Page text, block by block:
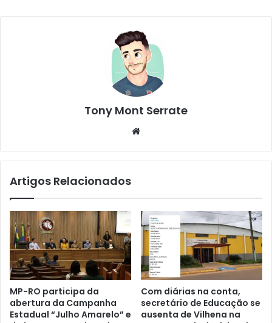
Tony Mont Serrate
te
Artigos Relacionados
MP-RO participa da
abertura da Campanha
Estadual “Julho Amarelo” e
Com diárias na conta,
secretário de Educação se
ausenta de Vilhena na